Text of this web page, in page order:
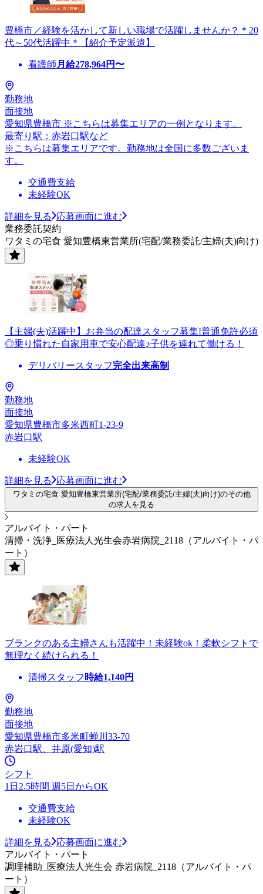
豊橋市／経験を活かして新しい職場で活躍しませんか？＊20
代～50代活躍中＊【紹介予定派遣】
看護師 月給278,964円〜
勤務地
面接地
愛知県豊橋市 ※こちらは募集エリアの一例となります。
最寄り駅：赤岩口駅など
※こちらは募集エリアです。勤務地は全国に多数ございま
す。
交通費支給
未経験OK
詳細を見る
応募画面に進む
業務委託契約
ワタミの宅食 愛知豊橋東営業所(宅配/業務委託/主婦(夫)向け)
【主婦(夫)活躍中】お弁当の配達スタッフ募集!普通免許必須
◎乗り慣れた自家用車で安心配達♪子供を連れて働ける！
デリバリースタッフ完全出来高制
勤務地
面接地
愛知県豊橋市多米西町1-23-9
赤岩口駅
未経験OK
詳細を見る 応募画面に進む
ワタミの宅食 愛知豊橋東営業所(宅配/業務委託/主婦(夫)向け)のその他
の求人を見る
アルバイト・パート
清掃・洗浄_医療法人光生会赤岩病院_2118（アルバイト・パ
ート）
ブランクのある主婦さんも活躍中！未経験ok！柔軟シフトで
無理なく続けられる！
清掃スタッフ 時給1,140円
勤務地
面接地
愛知県豊橋市多米町蝉川33-70
赤岩口駅、井原(愛知)駅
シフト
1日2.5時間 週5日からOK
交通費支給
未経験OK
詳細を見る
応募画面に進む
アルバイト・パート
調理補助_医療法人光生会 赤岩病院_2118（アルバイト・パ
ート）